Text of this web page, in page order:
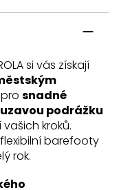
si vás získají
snadné
podrážku
kroků.
barefooty
rok.